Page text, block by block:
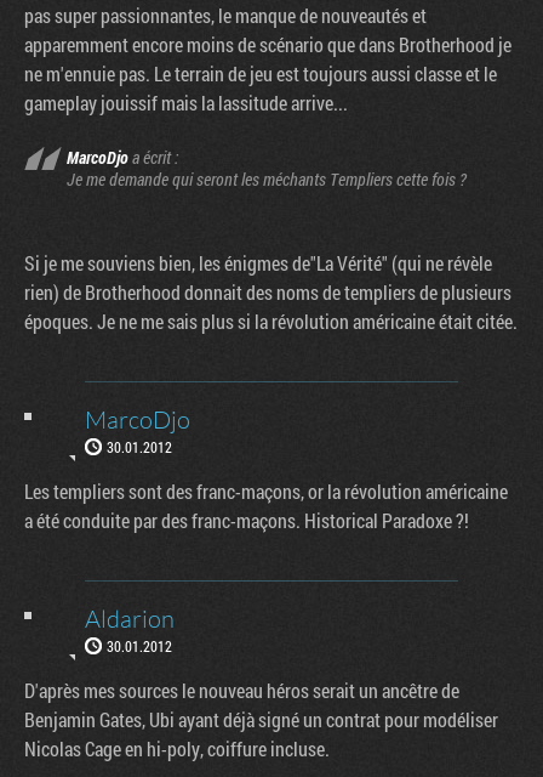
pas super passionnantes, le manque de nouveautés et
apparemment encore moins de scénario que dans Brotherhood je
ne m'ennuie pas. Le terrain de jeu est toujours aussi classe et le
gameplay jouissif mais la lassitude arrive...
MarcoDjoa écrit :
Je me demande qui seront les méchants Templiers cette fois ?
Si je me souviens bien, les énigmes de"La Vérité" (qui ne révèle
rien) de Brotherhood donnait des noms de templiers de plusieurs
époques. Je ne me sais plus si la révolution américaine était citée.
MarcoDjo
30.01.2012
Les templiers sont des franc-maçons, or la révolution américaine
a été conduite par des franc-maçons. Historical Paradoxe ?!
Aldarion
30.01.2012
D'après mes sources le nouveau héros serait un ancêtre de
Benjamin Gates, Ubi ayant déjà signé un contrat pour modéliser
Nicolas Cage en hi-poly, coiffure incluse.